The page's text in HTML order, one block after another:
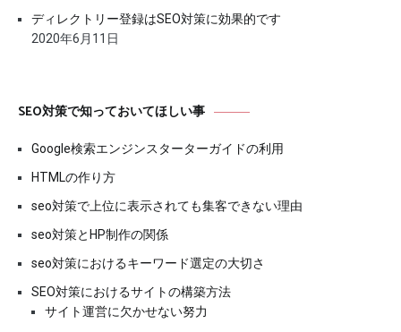
ディレクトリー登録はSEO対策に効果的です
2020年6月11日
SEO対策で知っておいてほしい事
Google検索エンジンスターターガイドの利用
HTMLの作り方
seo対策で上位に表示されても集客できない理由
seo対策とHP制作の関係
seo対策におけるキーワード選定の大切さ
SEO対策におけるサイトの構築方法
サイト運営に欠かせない努力